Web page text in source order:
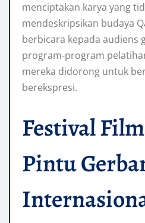
menciptakan karya yang
mendeskripsikan budaya
berbicara kepada audiens
program-program
mereka didorong untuk
berekspresi.
Festival
Pintu